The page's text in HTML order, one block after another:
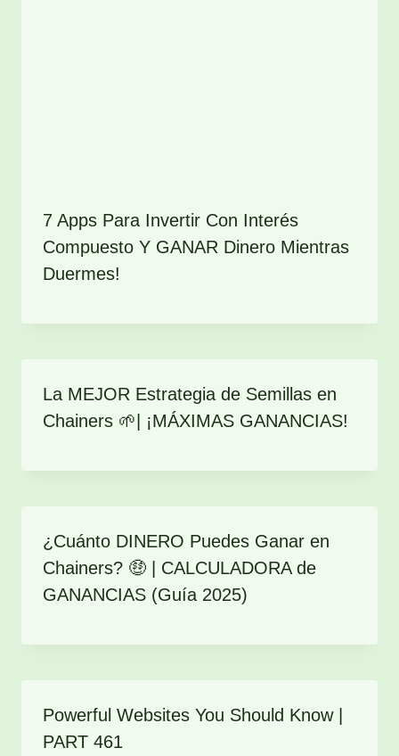
7 Apps Para Invertir Con Interés
Compuesto Y GANAR Dinero Mientras
Duermes!
La MEJOR Estrategia de Semillas en
Chainers 🌱| ¡MÁXIMAS GANANCIAS!
¿Cuánto DINERO Puedes Ganar en
Chainers? 🤑 | CALCULADORA de
GANANCIAS (Guía 2025)
Powerful Websites You Should Know |
PART 461